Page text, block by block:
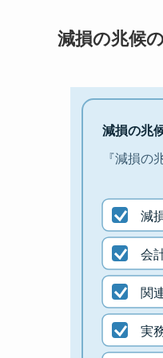
減損の兆候
減損の兆
『減損の
減
会
関
実